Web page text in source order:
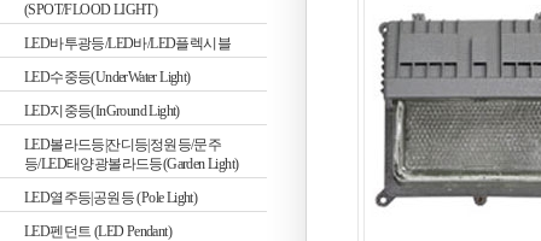
(SPOT/FLOOD LIGHT)
LED바투광등/LED바/LED플렉시블
LED수중등(UnderWater Light)
LED지중등(InGround Light)
LED볼라드등|잔디등|정원등/문주
등/LED태양광볼라드등(Garden Light)
LED열주등|공원등 (Pole Light)
LED펜던트 (LED Pendant)